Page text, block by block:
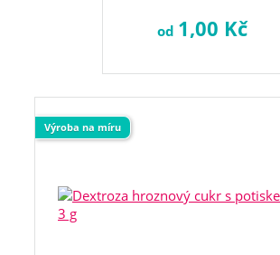
od 1,00 Kč
Výroba na míru